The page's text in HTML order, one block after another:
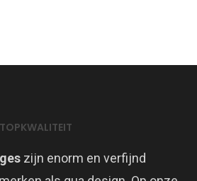
zijn enorm en verfijnd